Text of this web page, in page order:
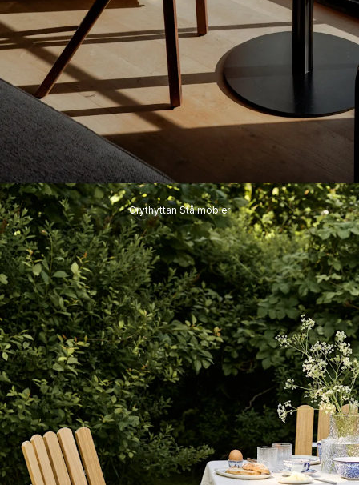
Grythyttan Stålmöbler